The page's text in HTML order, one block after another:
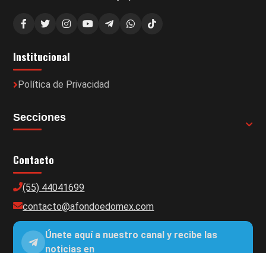
Institucional
Política de Privacidad
Secciones
Contacto
(55) 44041699
contacto@afondoedomex.com
Únete aquí a nuestro canal y recibe las
noticias en